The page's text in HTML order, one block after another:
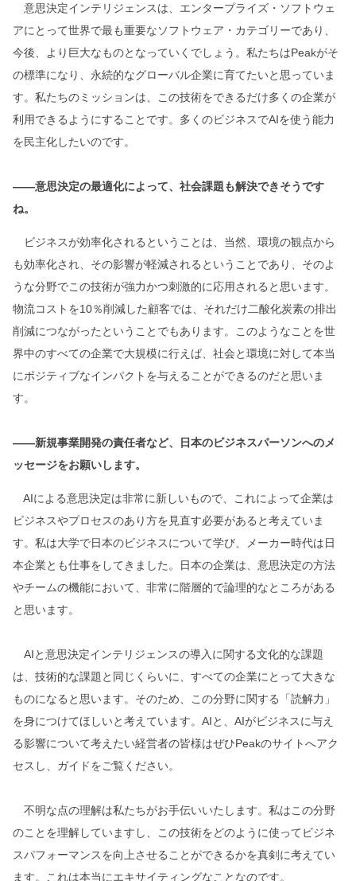
意思決定インテリジェンスは、エンタープライズ・ソフトウェ
アにとって世界で最も重要なソフトウェア・カテゴリーであり、
今後、より巨大なものとなっていくでしょう。私たちはPeakがそ
の標準になり、永続的なグローバル企業に育てたいと思っていま
す。私たちのミッションは、この技術をできるだけ多くの企業が
利用できるようにすることです。多くのビジネスでAIを使う能力
を民主化したいのです。
――意思決定の最適化によって、社会課題も解決できそうです
ね。
ビジネスが効率化されるということは、当然、環境の観点から
も効率化され、その影響が軽減されるということであり、そのよ
うな分野でこの技術が強力かつ刺激的に応用されると思います。
物流コストを10％削減した顧客では、それだけ二酸化炭素の排出
削減につながったということでもあります。このようなことを世
界中のすべての企業で大規模に行えば、社会と環境に対して本当
にポジティブなインパクトを与えることができるのだと思いま
す。
――新規事業開発の責任者など、日本のビジネスパーソンへのメ
ッセージをお願いします。
AIによる意思決定は非常に新しいもので、これによって企業は
ビジネスやプロセスのあり方を見直す必要があると考えていま
す。私は大学で日本のビジネスについて学び、メーカー時代は日
本企業とも仕事をしてきました。日本の企業は、意思決定の方法
やチームの機能において、非常に階層的で論理的なところがある
と思います。
AIと意思決定インテリジェンスの導入に関する文化的な課題
は、技術的な課題と同じくらいに、すべての企業にとって大きな
ものになると思います。そのため、この分野に関する「読解力」
を身につけてほしいと考えています。AIと、AIがビジネスに与え
る影響について考えたい経営者の皆様はぜひPeakのサイトへアク
セスし、ガイドをご覧ください。
不明な点の理解は私たちがお手伝いいたします。私はこの分野
のことを理解していますし、この技術をどのように使ってビジネ
スパフォーマンスを向上させることができるかを真剣に考えてい
ます。これは本当にエキサイティングなことなのです。